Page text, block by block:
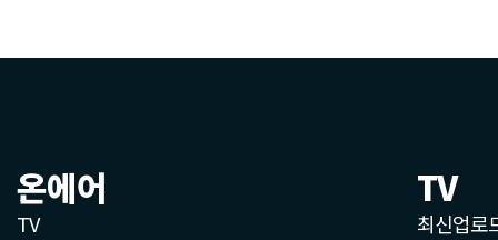
온에어
TV
TV
최신업로